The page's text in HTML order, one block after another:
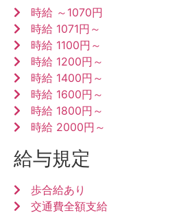
時給 ～1070円
時給 1071円～
時給 1100円～
時給 1200円～
時給 1400円～
時給 1600円～
時給 1800円～
時給 2000円～
給与規定
歩合給あり
交通費全額支給